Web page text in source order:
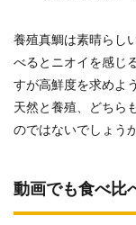
養殖真鯛は素晴らし
べるとニオイを感じ
すが高鮮度を求めよ
天然と養殖、どちら
のではないでしょう
動画でも食べ比